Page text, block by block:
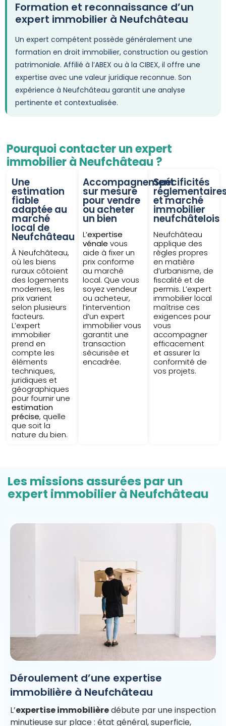
Formation et reconnaissance d’un
expert immobilier à Neufchâteau
Un expert compétent possède généralement une
formation en droit immobilier, construction ou gestion
patrimoniale. Affilié à l’ABEX ou à la CIBEX, il offre une
expertise avec une valeur juridique reconnue. Son
expérience à Neufchâteau garantit une analyse
pertinente et contextualisée.
Pourquoi contacter un expert
immobilier à Neufchâteau ?
Une
estimation
fiable
adaptée au
marché
local de
Neufchâteau
À Neufchâteau,
où les biens
ruraux côtoient
des logements
modernes, les
prix varient
selon plusieurs
facteurs.
L’expert
immobilier
prend en
compte les
éléments
techniques,
juridiques et
géographiques
pour fournir une
estimation
précise, quelle
que soit la
nature du bien.
Accompagnement
sur mesure
pour vendre
ou acheter
un bien
L’expertise
vénale vous
aide à fixer un
prix conforme
au marché
local. Que vous
soyez vendeur
ou acheteur,
l’intervention
d’un expert
immobilier vous
garantit une
transaction
sécurisée et
encadrée.
Spécificités
et marché
immobilier
neufchâtelois
Neufchâteau
applique des
règles propres
en matière
d’urbanisme, de
fiscalité et de
permis. L’expert
immobilier local
maîtrise ces
exigences pour
vous
accompagner
efficacement
et assurer la
conformité de
vos projets.
Les missions assurées par un
expert immobilier à Neufchâteau
Déroulement d’une expertise
immobilière à Neufchâteau
L’expertise immobilièredébute par une inspection
minutieuse sur place : état général, superficie,